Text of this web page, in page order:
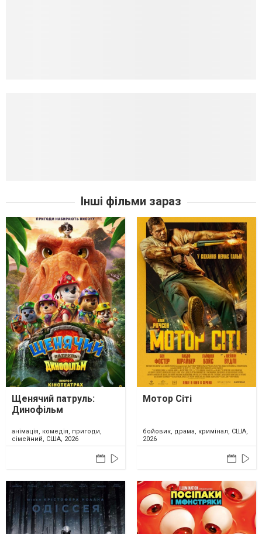
Інші фільми зараз
Щенячий патруль:
Динофільм
анімація, комедія, пригоди,
сімейний, США, 2026
Мотор Сіті
бойовик, драма, кримінал, США,
2026